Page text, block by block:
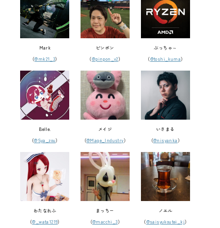
Mark
（@mk21_3）
ピンポン
（@pinpon_v2）
ぶっちゃ～
（@toshi_kuma）
Belle.
（@Sya_zou）
メイジ
（@Mage_Industry）
いさまる
（@nisyanka）
わたなれふ
（@_wata1219）
まっちー
（@macchi_3）
ノエル
（@saisyukoutei_kj）